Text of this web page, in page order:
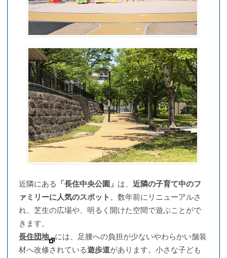
近隣にある 「長住中央公園」 は、近隣の子育て中のフ
ァミリーに人気のスポット 。数年前にリニューアルさ
れ、芝生の広場や、明るく開けた空間で遊ぶことがで
きます。
長住団地
には、足腰への負担が少ないやわらかい舗装
材へ改修されている遊歩道があります。小さな子ども